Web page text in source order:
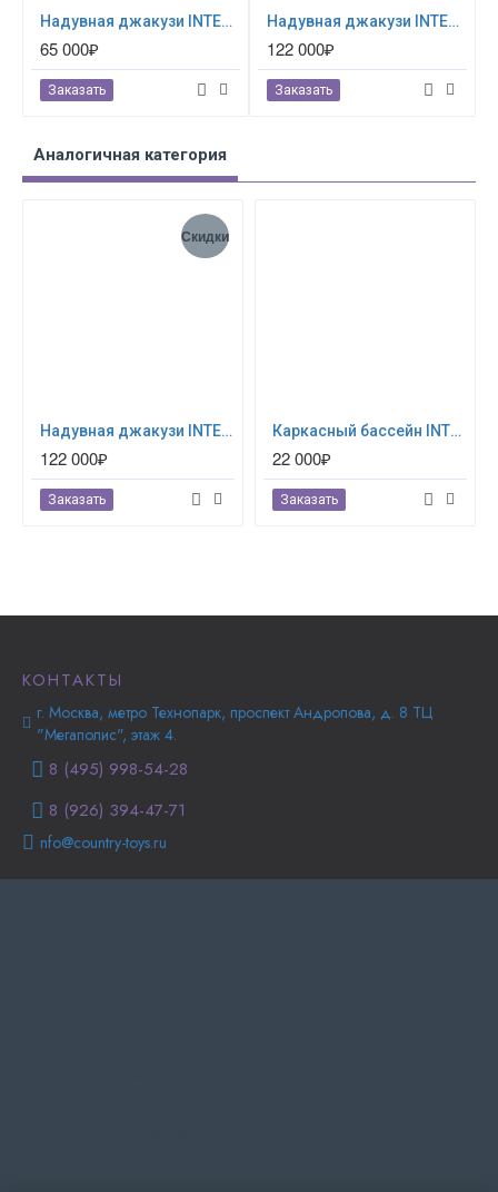
Надувная джакузи INTEX Greywood Deluxe 216x71см-6 персон ; артикул 28442
65 000₽
Заказать
Надувная джакузи INTEX PureSpa Jet and Bubble Deluxe 218x71см-6 персон ; артикул 28462
122 000₽
Заказать
Аналогичная категория
Скидки
Надувная джакузи INTEX PureSpa Jet and Bubble Deluxe 218x71см-6 персон ; артикул 28462
122 000₽
Заказать
Каркасный бассейн INTEX Prism Frame (круг) 3.66 х 1.22 м ; артикул 26718
22 000₽
Заказать
КОНТАКТЫ
г. Москва, метро Технопарк, проспект Андропова, д. 8 ТЦ
"Мегаполис", этаж 4.
8 (495) 998-54-28
8 (926) 394-47-71
nfo@country-toys.ru